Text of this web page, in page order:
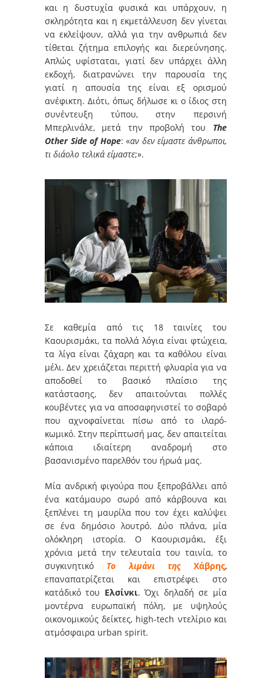
και η δυστυχία φυσικά και υπάρχουν, η
σκληρότητα και η εκμετάλλευση δεν γίνεται
να εκλείψουν, αλλά για την ανθρωπιά δεν
τίθεται ζήτημα επιλογής και διερεύνησης.
Απλώς υφίσταται, γιατί δεν υπάρχει άλλη
εκδοχή, διατρανώνει την παρουσία της
γιατί η απουσία της είναι εξ ορισμού
ανέφικτη. Διότι, όπως δήλωσε κι ο ίδιος στη
συνέντευξη τύπου, στην περσινή
Μπερλινάλε, μετά την προβολή του The
Other Side of Hope: «αν δεν είμαστε άνθρωποι,
τι διάολο τελικά είμαστε;».
Σε καθεμία από τις 18 ταινίες του
Καουρισμάκι, τα πολλά λόγια είναι φτώχεια,
τα λίγα είναι ζάχαρη και τα καθόλου είναι
μέλι. Δεν χρειάζεται περιττή φλυαρία για να
αποδοθεί το βασικό πλαίσιο της
κατάστασης, δεν απαιτούνται πολλές
κουβέντες για να αποσαφηνιστεί το σοβαρό
που αχνοφαίνεται πίσω από το ιλαρό-
κωμικό. Στην περίπτωσή μας, δεν απαιτείται
κάποια ιδιαίτερη αναδρομή στο
βασανισμένο παρελθόν του ήρωά μας.
Μία ανδρική φιγούρα που ξεπροβάλλει από
ένα κατάμαυρο σωρό από κάρβουνα και
ξεπλένει τη μαυρίλα που τον έχει καλύψει
σε ένα δημόσιο λουτρό. Δύο πλάνα, μία
ολόκληρη ιστορία. Ο Καουρισμάκι, έξι
χρόνια μετά την τελευταία του ταινία, το
συγκινητικό Το λιμάνι τηςΧάβρης,
επαναπατρίζεται και επιστρέφει στο
κατάδικό του Ελσίνκι. Όχι δηλαδή σε μία
μοντέρνα ευρωπαϊκή πόλη, με υψηλούς
οικονομικούς δείκτες, high-tech ντελίριο και
ατμόσφαιρα urban spirit.